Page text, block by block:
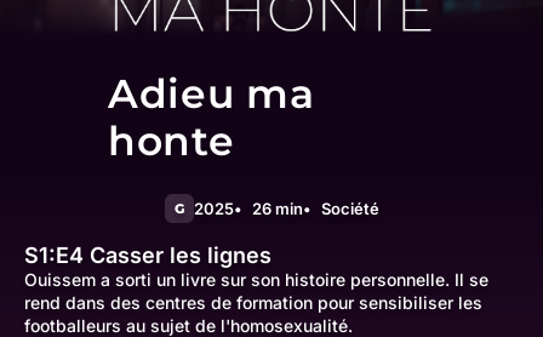
Adieu ma
honte
G 2025 26 min Société
S1:E4 Casser les lignes
Ouissem a sorti un livre sur son histoire personnelle. Il se
rend dans des centres de formation pour sensibiliser les
footballeurs au sujet de l'homosexualité.